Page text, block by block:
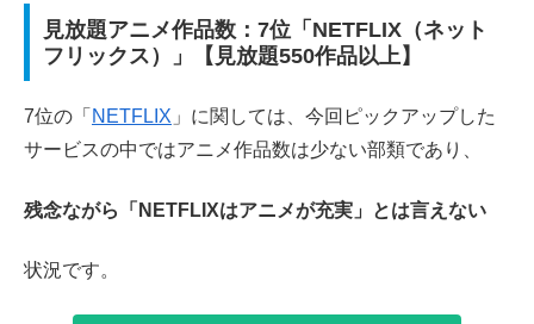
見放題アニメ作品数：7位「NETFLIX（ネット
フリックス）」【見放題550作品以上】
7位の「 NETFLIX 」 に関しては、今回ピックアップした
サービスの中ではアニメ作品数は少ない部類であり、
残念ながら「NETFLIXはアニメが充実」とは言えない
状況です。